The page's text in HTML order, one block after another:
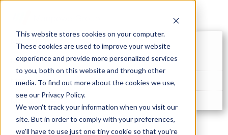
This website stores cookies on your computer.
These cookies are used to improve your website
experience and provide more personalized services
to you, both on this website and through other
media. To find out more about the cookies we use,
see our Privacy Policy.
We won't track your information when you visit our
site. But in order to comply with your preferences,
we'll have to use just one tiny cookie so that you're
Menu Item 2
Menu Item 3
Menu Item 4